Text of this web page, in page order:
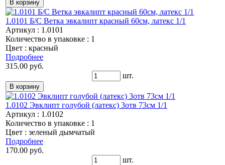
1.0101 Б/С Ветка эвкалипт красный 60см, латекс 1/1
Артикул : 1.0101
Количество в упаковке : 1
Цвет : красный
Подробнее
315.00 руб.
шт.
1.0102 Эвклипт голубой (латекс) 3отв 73см 1/1
Артикул : 1.0102
Количество в упаковке : 1
Цвет : зеленый дымчатый
Подробнее
170.00 руб.
шт.